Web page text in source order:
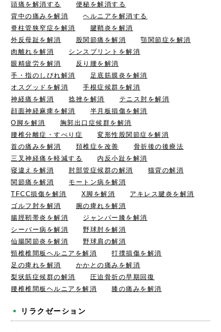
頭痛を解消する
便秘を解消する
背中の痛みを解消
ヘルニアを解消する
脊柱管狭窄症を解消
腱鞘炎を解消
外反母趾を解消
股関節痛を解消
顎関節症を解消
肉離れを解消
シンスプリントを解消
眼精疲労を解消
反り腰を解消
手・指のしびれ解消
足底筋膜炎を解消
オスグッドを解消
手根症候群を解消
神経痛を解消
捻挫を解消
テニス肘を解消
顔面神経麻痺を解消
半月板損傷を解消
O脚を解消
胸郭出口症候群を解消
腰椎分離症・すべり症
変形性股関節症を解消
首の痛みを解消
頚椎症を改善
骨折後の後療法
三叉神経痛を軽減する
内反小趾を解消
寝違えを解消
肘部管症候群の解消
猫背の解消
関節痛を解消
モートン病を解消
TFCC損傷を解消
X脚を解消
アキレス腱炎を解消
ゴルフ肘を解消
腕の痺れを解消
腸脛靭帯炎を解消
ジャンパー膝を解消
シーバー病を解消
野球肘を解消
仙腸関節炎を解消
野球肩の解消
頸椎椎間板ヘルニアを解消
打撲損傷を解消
足の痺れを解消
かかとの痛みを解消
梨状筋症候群の解消
圧迫骨折の早期回復
腰椎椎間板ヘルニアを解消
膝の痛みを解消
リラクゼーション